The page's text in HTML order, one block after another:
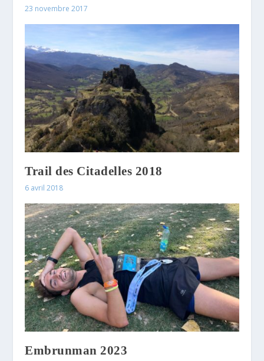
23 novembre 2017
Trail des Citadelles 2018
6 avril 2018
Embrunman 2023